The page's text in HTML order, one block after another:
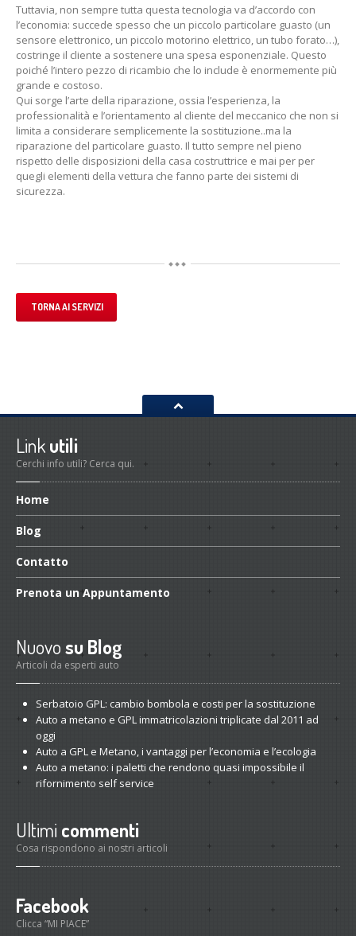
Tuttavia, non sempre tutta questa tecnologia va d’accordo con
l’economia: succede spesso che un piccolo particolare guasto (un
sensore elettronico, un piccolo motorino elettrico, un tubo forato…),
costringe il cliente a sostenere una spesa esponenziale. Questo
poiché l’intero pezzo di ricambio che lo include è enormemente più
grande e costoso.
Qui sorge l’arte della riparazione, ossia l’esperienza, la
professionalità e l’orientamento al cliente del meccanico che non si
limita a considerare semplicemente la sostituzione..ma la
riparazione del particolare guasto. Il tutto sempre nel pieno
rispetto delle disposizioni della casa costruttrice e mai per per
quegli elementi della vettura che fanno parte dei sistemi di
sicurezza.
TORNA AI SERVIZI
Linkutili
Cerchi info utili? Cerca qui.
Home
Blog
Contatto
Prenota un Appuntamento
Nuovosu Blog
Articoli da esperti auto
Serbatoio GPL: cambio bombola e costi per la sostituzione
Auto a metano e GPL immatricolazioni triplicate dal 2011 ad
oggi
Auto a GPL e Metano, i vantaggi per l’economia e l’ecologia
Auto a metano: i paletti che rendono quasi impossibile il
rifornimento self service
Ultimi commenti
Cosa rispondono ai nostri articoli
Facebook
Clicca “MI PIACE”